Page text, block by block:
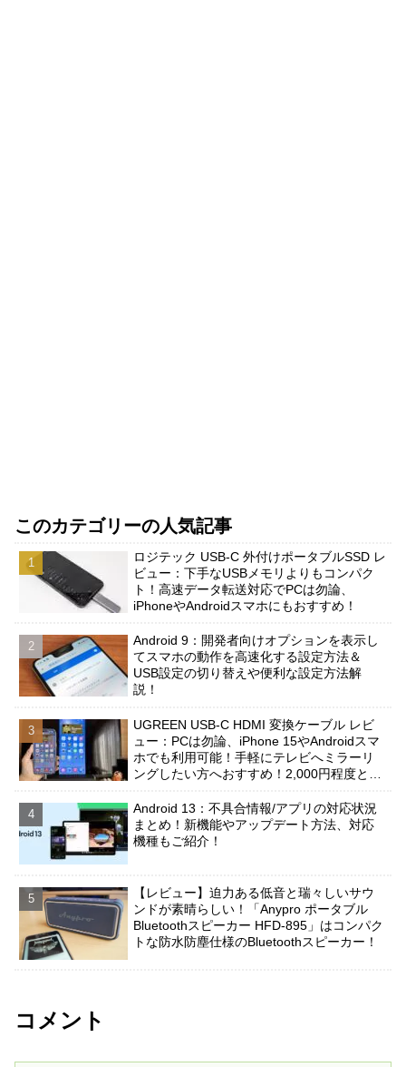
このカテゴリーの人気記事
ロジテック USB-C 外付けポータブルSSD レ
ビュー：下手なUSBメモリよりもコンパク
ト！高速データ転送対応でPCは勿論、
iPhoneやAndroidスマホにもおすすめ！
Android 9：開発者向けオプションを表示し
てスマホの動作を高速化する設定方法＆
USB設定の切り替えや便利な設定方法解
説！
UGREEN USB-C HDMI 変換ケーブル レビ
ュー：PCは勿論、iPhone 15やAndroidスマ
ホでも利用可能！手軽にテレビへミラーリ
ングしたい方へおすすめ！2,000円程度と安
Android 13：不具合情報/アプリの対応状況
まとめ！新機能やアップデート方法、対応
機種もご紹介！
【レビュー】迫力ある低音と瑞々しいサウ
ンドが素晴らしい！「Anypro ポータブル
Bluetoothスピーカー HFD-895」はコンパク
トな防水防塵仕様のBluetoothスピーカー！
コメント